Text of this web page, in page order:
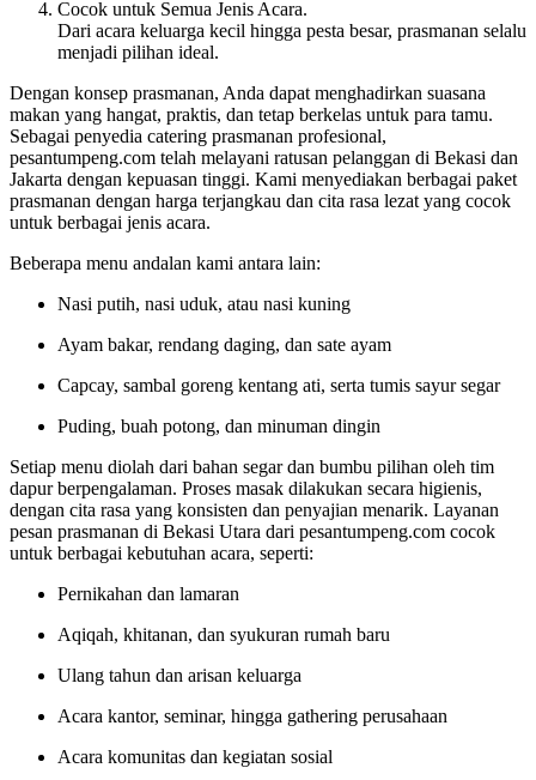
Cocok untuk Semua Jenis Acara.
Dari acara keluarga kecil hingga pesta besar, prasmanan selalu
menjadi pilihan ideal.
Dengan konsep prasmanan, Anda dapat menghadirkan suasana
makan yang hangat, praktis, dan tetap berkelas untuk para tamu.
Sebagai penyedia catering prasmanan profesional,
pesantumpeng.com telah melayani ratusan pelanggan di Bekasi dan
Jakarta dengan kepuasan tinggi. Kami menyediakan berbagai paket
prasmanan dengan harga terjangkau dan cita rasa lezat yang cocok
untuk berbagai jenis acara.
Beberapa menu andalan kami antara lain:
Nasi putih, nasi uduk, atau nasi kuning
Ayam bakar, rendang daging, dan sate ayam
Capcay, sambal goreng kentang ati, serta tumis sayur segar
Puding, buah potong, dan minuman dingin
Setiap menu diolah dari bahan segar dan bumbu pilihan oleh tim
dapur berpengalaman. Proses masak dilakukan secara higienis,
dengan cita rasa yang konsisten dan penyajian menarik. Layanan
pesan prasmanan di Bekasi Utara dari pesantumpeng.com cocok
untuk berbagai kebutuhan acara, seperti:
Pernikahan dan lamaran
Aqiqah, khitanan, dan syukuran rumah baru
Ulang tahun dan arisan keluarga
Acara kantor, seminar, hingga gathering perusahaan
Acara komunitas dan kegiatan sosial